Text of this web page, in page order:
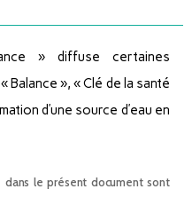
» diffuse certaines
Balance », « Clé de la santé
d’une source d’eau en
dans le présent document sont